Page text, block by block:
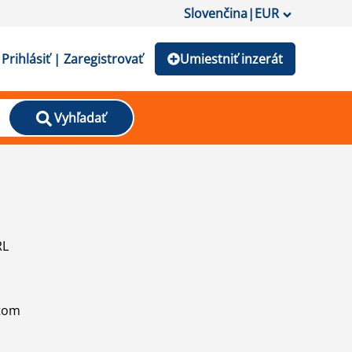
Slovenčina|EUR
Prihlásiť | Zaregistrovať Umiestniť inzerát
Vyhľadať